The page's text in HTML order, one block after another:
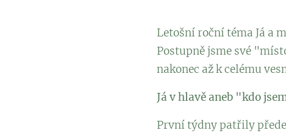
Letošní roční téma Já a
Postupně jsme své
nakonec až k celému
Já v hlavě aneb "kdo
První týdny patřily